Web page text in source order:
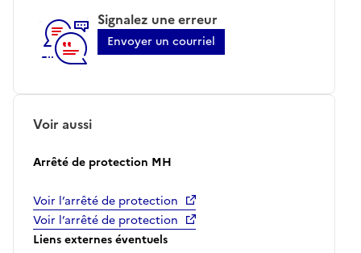
Signalez une erreur
Envoyer un courriel
Voir aussi
Arrêté de protection MH
Voir l’arrêté de protection
Voir l’arrêté de protection
Liens externes éventuels